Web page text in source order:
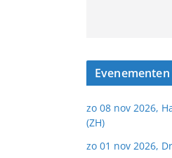
Evenementen
zo 08 nov 2026,
(ZH)
zo 01 nov 2026,